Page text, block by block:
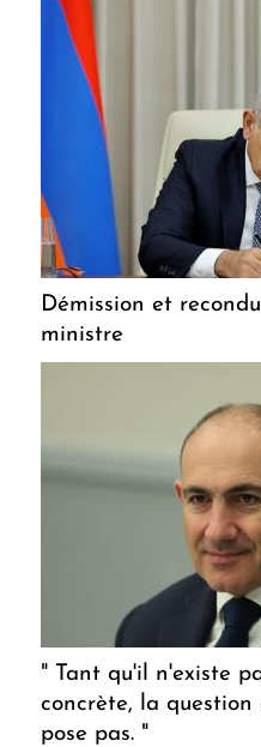
Démission et
ministre
" Tant qu'il n'existe
concrète, la
pose pas. "